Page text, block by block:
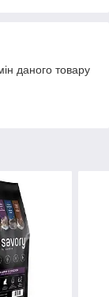
даного товару